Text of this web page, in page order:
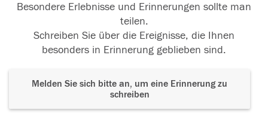
Besondere Erlebnisse und Erinnerungen sollte man
teilen.
Schreiben Sie über die Ereignisse, die Ihnen
besonders in Erinnerung geblieben sind.
Melden Sie sich bitte an, um eine Erinnerung zu
schreiben